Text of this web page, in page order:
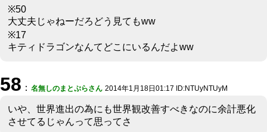
※50
大丈夫じゃねーだろどう見てもww
※17
キティドラゴンなんてどこにいるんだよww
58 ： 名無しのまとぷらさん 2014年1月18日01:17 ID:NTUyNTUyM
いや、世界進出の為にも世界観改善すべきなのに余計悪化
させてるじゃんって思ってさ